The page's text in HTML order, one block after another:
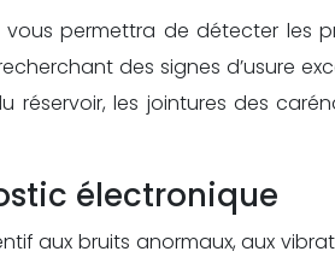
permettra de détecter les
des signes d’usure
les jointures des
électronique
aux bruits anormaux, aux